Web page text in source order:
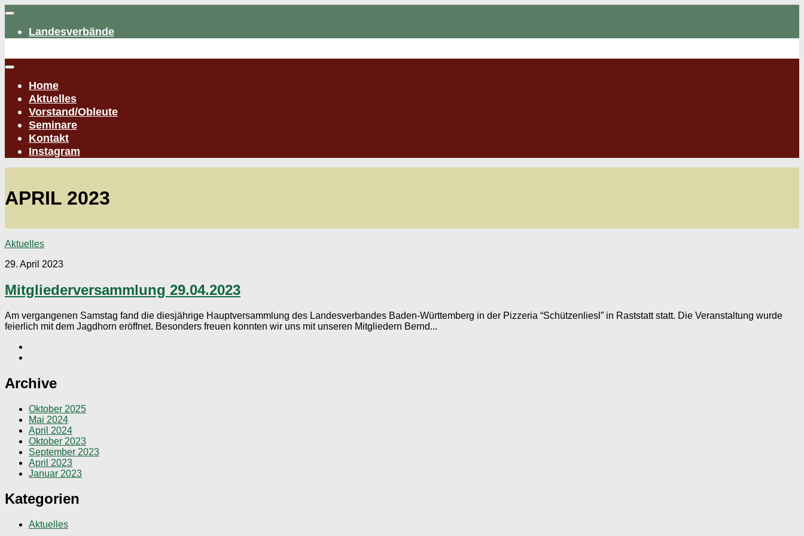
Zum
springenLandesverbände
Home
Aktuelles
Vorstand/Obleute
Seminare
Kontakt
Instagram
APRIL 2023
Aktuelles
29. April 2023
Mitgliederversammlung 29.04.2023
Am vergangenen Samstag fand die diesjährige Hauptversammlung des Landesverbandes Baden-Württemberg in der Pizzeria “Schützenliesl” in Raststatt statt. Die Veranstaltung wurde
feierlich mit dem Jagdhorn eröffnet. Besonders freuen konnten wir uns mit unseren Mitgliedern Bernd...
Archive
Oktober 2025
Mai 2024
April 2024
Oktober 2023
September 2023
April 2023
Januar 2023
Kategorien
Aktuelles